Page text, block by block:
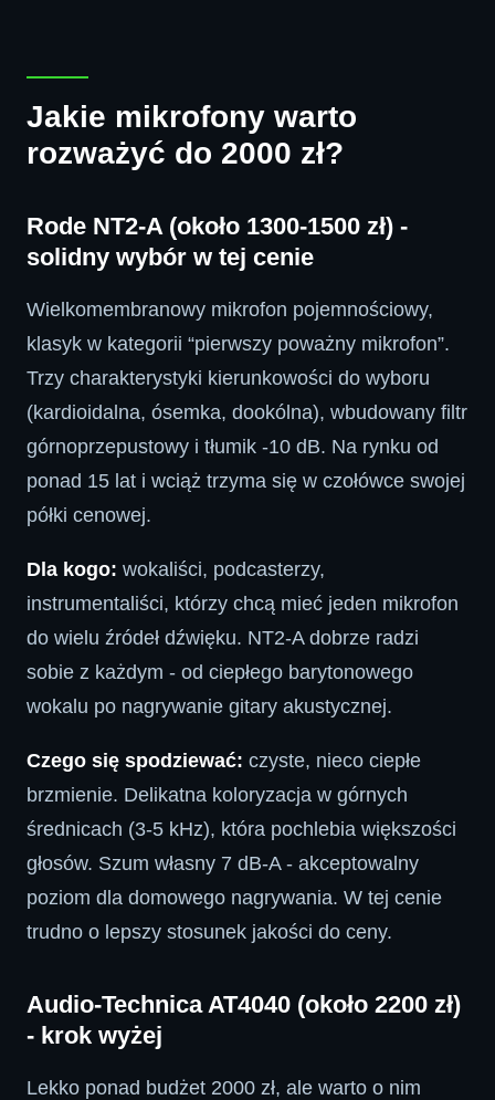
Jakie mikrofony warto
rozważyć do 2000 zł?
Rode NT2-A (około 1300-1500 zł) -
solidny wybór w tej cenie
Wielkomembranowy mikrofon pojemnościowy,
klasyk w kategorii “pierwszy poważny mikrofon”.
Trzy charakterystyki kierunkowości do wyboru
(kardioidalna, ósemka, dookólna), wbudowany filtr
górnoprzepustowy i tłumik -10 dB. Na rynku od
ponad 15 lat i wciąż trzyma się w czołówce swojej
półki cenowej.
Dla kogo: wokaliści, podcasterzy,
instrumentaliści, którzy chcą mieć jeden mikrofon
do wielu źródeł dźwięku. NT2-A dobrze radzi
sobie z każdym - od ciepłego barytonowego
wokalu po nagrywanie gitary akustycznej.
Czego się spodziewać: czyste, nieco ciepłe
brzmienie. Delikatna koloryzacja w górnych
średnicach (3-5 kHz), która pochlebia większości
głosów. Szum własny 7 dB-A - akceptowalny
poziom dla domowego nagrywania. W tej cenie
trudno o lepszy stosunek jakości do ceny.
Audio-Technica AT4040 (około 2200 zł)
- krok wyżej
Lekko ponad budżet 2000 zł, ale warto o nim